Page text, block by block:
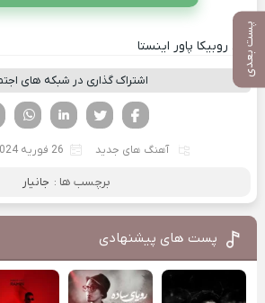
پست بعدیکانال روبیکا پاور اینستا
اشتراک گذاری در شبکه های
تویتر
فیسوک
آهنگ های جدید 26 فوریه 2024
برچسب ها : جانیار
پست های پیشنهادی